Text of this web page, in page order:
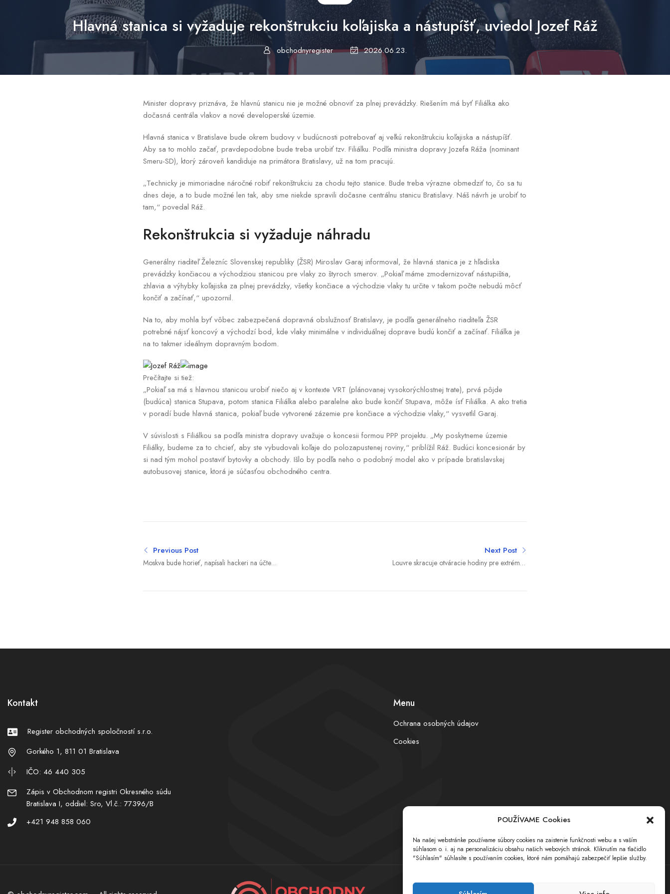
POUŽÍVAME Cookies
Na našej webstránke používame súbory cookies na zaistenie funkčnosti webu a s vaším
súhlasom o. i. aj na personalizáciu obsahu našich webových stránok. Kliknutím na tlačidlo
"Súhlasím" súhlasíte s používaním cookies, ktoré nám pomáhajú zabezpečiť lepšie služby.
Hlavná stanica si vyžaduje rekonštrukciu koľajiska a nástupíšť, uviedol Jozef Ráž
obchodnyregister 2026.06.23.
Minister dopravy priznáva, že hlavnú stanicu nie je možné obnoviť za plnej prevádzky. Riešením má byť Filiálka ako
dočasná centrála vlakov a nové developerské územie.
Hlavná stanica v Bratislave bude okrem budovy v budúcnosti potrebovať aj veľkú rekonštrukciu koľajiska a nástupíšť.
Aby sa to mohlo začať, pravdepodobne bude treba urobiť tzv. Filiálku. Podľa ministra dopravy Jozefa Ráža (nominant
Smeru-SD), ktorý zároveň kandiduje na primátora Bratislavy, už na tom pracujú.
„Technicky je mimoriadne náročné robiť rekonštrukciu za chodu tejto stanice. Bude treba výrazne obmedziť to, čo sa tu
dnes deje, a to bude možné len tak, aby sme niekde spravili dočasne centrálnu stanicu Bratislavy. Náš návrh je urobiť to
tam,“ povedal Ráž.
Rekonštrukcia si vyžaduje náhradu
Generálny riaditeľ Železníc Slovenskej republiky (ŽSR) Miroslav Garaj informoval, že hlavná stanica je z hľadiska
prevádzky končiacou a východziou stanicou pre vlaky zo štyroch smerov. „Pokiaľ máme zmodernizovať nástupištia,
zhlavia a výhybky koľajiska za plnej prevádzky, všetky končiace a východzie vlaky tu určite v takom počte nebudú môcť
končiť a začínať,“ upozornil.
Na to, aby mohla byť vôbec zabezpečená dopravná obslužnosť Bratislavy, je podľa generálneho riaditeľa ŽSR
potrebné nájsť koncový a východzí bod, kde vlaky minimálne v individuálnej doprave budú končiť a začínať. Filiálka je
na to takmer ideálnym dopravným bodom.
Prečítajte si tiež:
„Pokiaľ sa má s hlavnou stanicou urobiť niečo aj v kontexte VRT (plánovanej vysokorýchlostnej trate), prvá pôjde
(budúca) stanica Stupava, potom stanica Filiálka alebo paralelne ako bude končiť Stupava, môže ísť Filiálka. A ako tretia
v poradí bude hlavná stanica, pokiaľ bude vytvorené zázemie pre končiace a východzie vlaky,“ vysvetlil Garaj.
V súvislosti s Filiálkou sa podľa ministra dopravy uvažuje o koncesii formou PPP projektu. „My poskytneme územie
Filiálky, budeme za to chcieť, aby ste vybudovali koľaje do polozapustenej roviny,“ priblížil Ráž. Budúci koncesionár by
si nad tým mohol postaviť bytovky a obchody. Išlo by podľa neho o podobný model ako v prípade bratislavskej
autobusovej stanice, ktorá je súčasťou obchodného centra.
Previous Post
Moskva bude horieť, napísali hackeri na účte
Next Post
Louvre skracuje otváracie hodiny pre extrémne
Kontakt
Register obchodných spoločností s.r.o.
Gorkého 1, 811 01 Bratislava
IČO: 46 440 305
Zápis v Obchodnom registri Okresného súdu
Bratislava I, oddiel: Sro, Vl.č.: 77396/B
+421 948 858 060
Menu
Ochrana osobných údajov
Cookies